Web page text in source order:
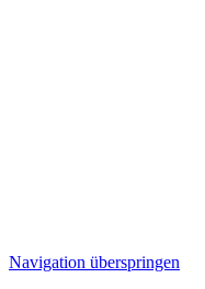
Navigation überspringen